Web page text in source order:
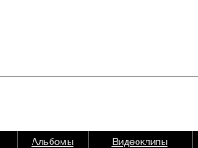
Альбомы
Видеоклипы